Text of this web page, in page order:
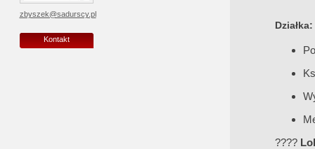
zbyszek@sadurscy.pl
Kontakt
Działka:
????